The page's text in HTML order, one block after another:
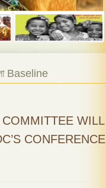
Baseline
WILL
CONFERENCE